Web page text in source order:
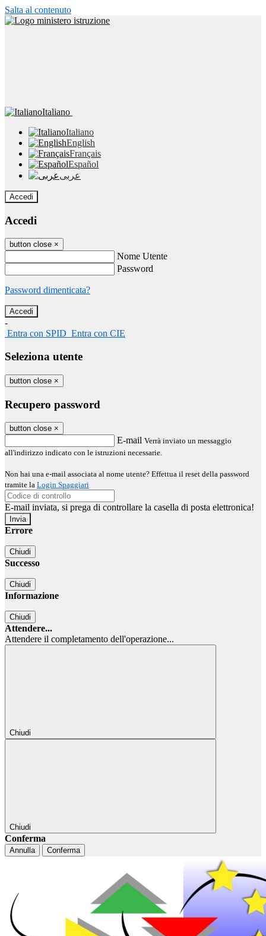
Salta al contenuto
Italiano
Italiano
English
Français
Español
عربى
Accedi
Accedi
button close ×
Nome Utente
Password
Password dimenticata?
-
Entra con SPID Entra con CIE
Seleziona utente
button close ×
Recupero password
button close ×
E-mail Verrà inviato un messaggio
all'indirizzo indicato con le istruzioni necessarie.
Non hai una e-mail associata al nome utente? Effettua il reset della password
tramite la Login Spaggiari
E-mail inviata, si prega di controllare la casella di posta elettronica!
Errore
Chiudi
Successo
Chiudi
Informazione
Chiudi
Attendere...
Attendere il completamento dell'operazione...
Chiudi
Chiudi
Conferma
Annulla Conferma